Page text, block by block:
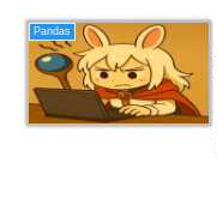
Pandas